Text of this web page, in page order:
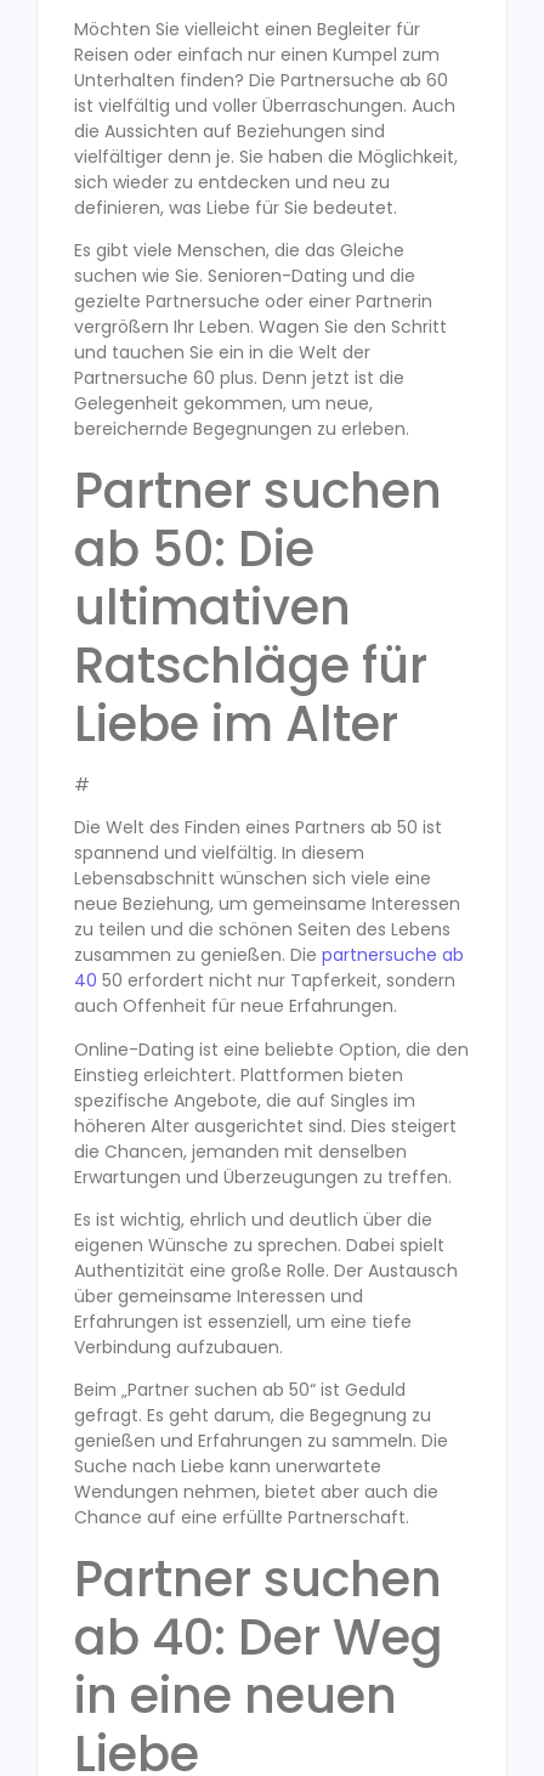
Möchten Sie vielleicht einen Begleiter für
Reisen oder einfach nur einen Kumpel zum
Unterhalten finden? Die Partnersuche ab 60
ist vielfältig und voller Überraschungen. Auch
die Aussichten auf Beziehungen sind
vielfältiger denn je. Sie haben die Möglichkeit,
sich wieder zu entdecken und neu zu
definieren, was Liebe für Sie bedeutet.
Es gibt viele Menschen, die das Gleiche
suchen wie Sie. Senioren-Dating und die
gezielte Partnersuche oder einer Partnerin
vergrößern Ihr Leben. Wagen Sie den Schritt
und tauchen Sie ein in die Welt der
Partnersuche 60 plus. Denn jetzt ist die
Gelegenheit gekommen, um neue,
bereichernde Begegnungen zu erleben.
Partner suchen
ab 50: Die
ultimativen
Ratschläge für
Liebe im Alter
#
Die Welt des Finden eines Partners ab 50 ist
spannend und vielfältig. In diesem
Lebensabschnitt wünschen sich viele eine
neue Beziehung, um gemeinsame Interessen
zu teilen und die schönen Seiten des Lebens
zusammen zu genießen. Die partnersuche ab
40 50 erfordert nicht nur Tapferkeit, sondern
auch Offenheit für neue Erfahrungen.
Online-Dating ist eine beliebte Option, die den
Einstieg erleichtert. Plattformen bieten
spezifische Angebote, die auf Singles im
höheren Alter ausgerichtet sind. Dies steigert
die Chancen, jemanden mit denselben
Erwartungen und Überzeugungen zu treffen.
Es ist wichtig, ehrlich und deutlich über die
eigenen Wünsche zu sprechen. Dabei spielt
Authentizität eine große Rolle. Der Austausch
über gemeinsame Interessen und
Erfahrungen ist essenziell, um eine tiefe
Verbindung aufzubauen.
Beim „Partner suchen ab 50“ ist Geduld
gefragt. Es geht darum, die Begegnung zu
genießen und Erfahrungen zu sammeln. Die
Suche nach Liebe kann unerwartete
Wendungen nehmen, bietet aber auch die
Chance auf eine erfüllte Partnerschaft.
Partner suchen
ab 40: Der Weg
in eine neuen
Liebe